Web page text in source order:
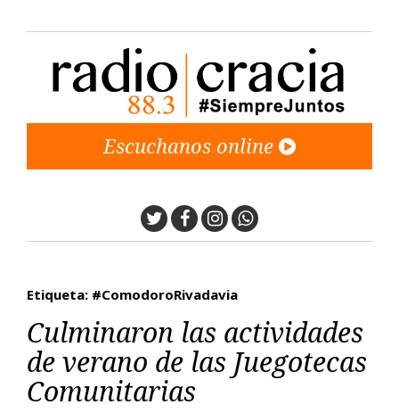
Escuchanos online
TwitterFacebook
Instagram
Whatsapp
Etiqueta: #ComodoroRivadavia
Culminaron las actividades
de verano de las Juegotecas
Comunitarias